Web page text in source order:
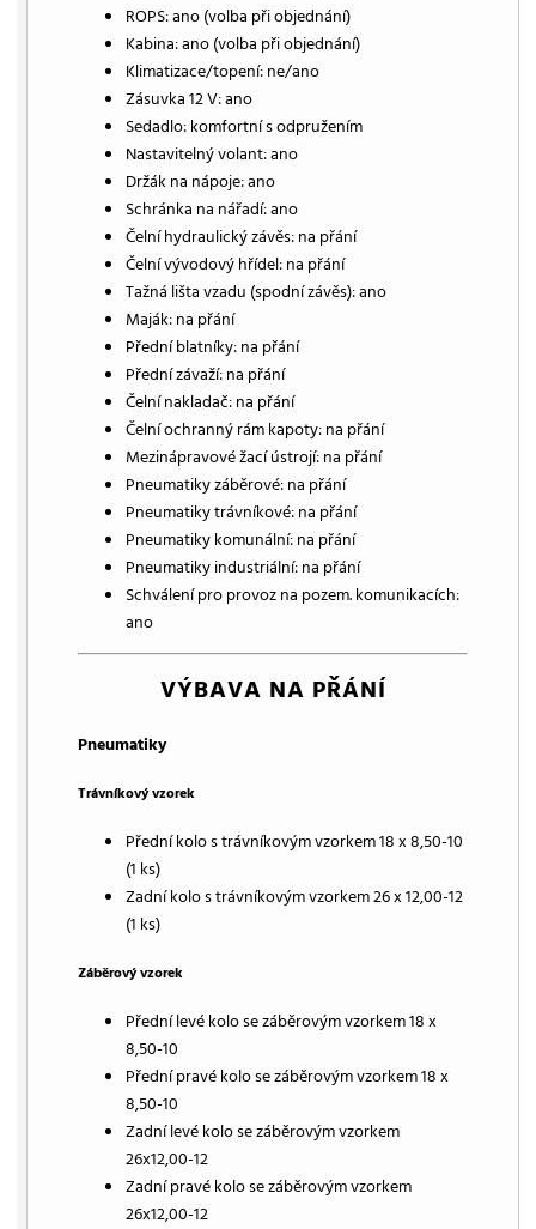
ROPS: ano (volba při objednání)
Kabina: ano (volba při objednání)
Klimatizace/topení: ne/ano
Zásuvka 12 V: ano
Sedadlo: komfortní s odpružením
Nastavitelný volant: ano
Držák na nápoje: ano
Schránka na nářadí: ano
Čelní hydraulický závěs: na přání
Čelní vývodový hřídel: na přání
Tažná lišta vzadu (spodní závěs): ano
Maják: na přání
Přední blatníky: na přání
Přední závaží: na přání
Čelní nakladač: na přání
Čelní ochranný rám kapoty: na přání
Mezinápravové žací ústrojí: na přání
Pneumatiky záběrové: na přání
Pneumatiky trávníkové: na přání
Pneumatiky komunální: na přání
Pneumatiky industriální: na přání
Schválení pro provoz na pozem. komunikacích:
ano
VÝBAVA NA PŘÁNÍ
Pneumatiky
Trávníkový vzorek
Přední kolo s trávníkovým vzorkem 18 x 8,50-10
(1 ks)
Zadní kolo s trávníkovým vzorkem 26 x 12,00-12
(1 ks)
Záběrový vzorek
Přední levé kolo se záběrovým vzorkem 18 x
8,50-10
Přední pravé kolo se záběrovým vzorkem 18 x
8,50-10
Zadní levé kolo se záběrovým vzorkem
26x12,00-12
Zadní pravé kolo se záběrovým vzorkem
26x12,00-12